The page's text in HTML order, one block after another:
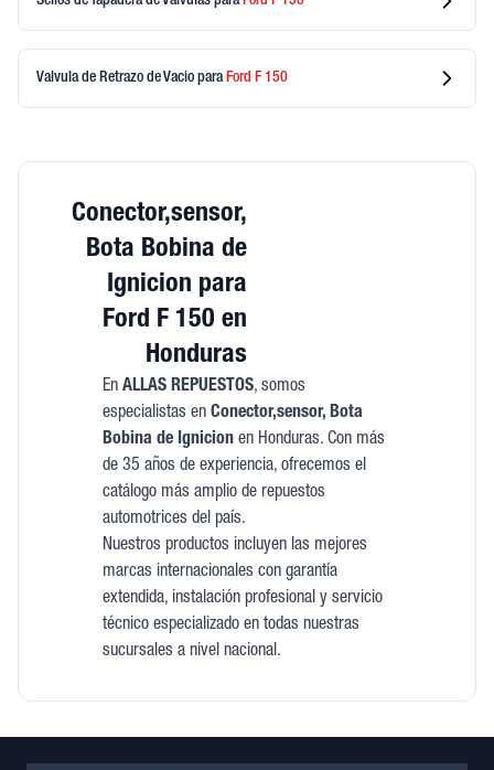
Valvula de Retrazo de Vacio para Ford F 150
Conector,sensor,
Bota Bobina de
Ignicion para
Ford F 150 en
Honduras
En ALLAS REPUESTOS, somos
especialistas en Conector,sensor, Bota
Bobina de Ignicionen Honduras. Con más
de 35 años de experiencia, ofrecemos el
catálogo más amplio de repuestos
automotrices del país.
Nuestros productos incluyen las mejores
marcas internacionales con garantía
extendida, instalación profesional y servicio
técnico especializado en todas nuestras
sucursales a nivel nacional.